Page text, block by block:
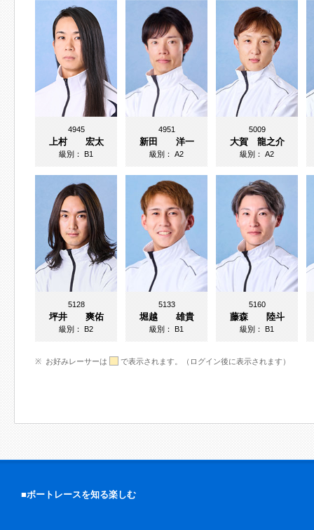
4945
上村 宏太
級別：B1
4951
新田 洋一
級別：A2
5009
大賀 龍之介
級別：A2
5128
坪井 爽佑
級別：B2
5133
堀越 雄貴
級別：B1
5160
藤森 陸斗
級別：B1
お好みレーサーは で表示されます。（ログイン後に表示されます）
■ボートレースを知る楽しむ